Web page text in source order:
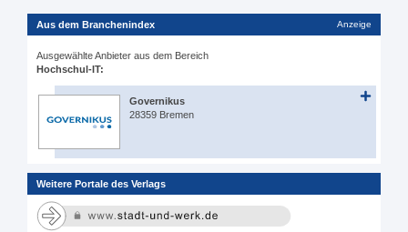
Aus dem Branchenindex Anzeige
Ausgewählte Anbieter aus dem Bereich
Hochschul-IT:
Governikus
28359 Bremen
Weitere Portale des Verlags